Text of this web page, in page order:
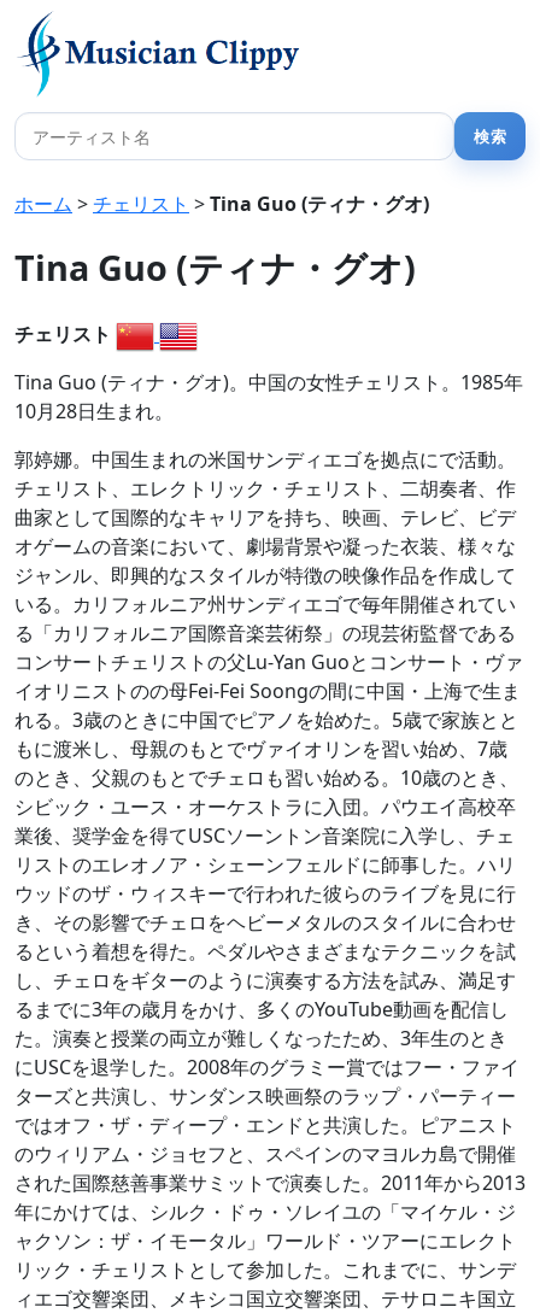
ホーム >チェリスト >Tina Guo (ティナ・グオ)
Tina Guo (ティナ・グオ)
チェリスト
Tina Guo (ティナ・グオ)。中国の女性チェリスト。1985年
10月28日生まれ。
郭婷娜。中国生まれの米国サンディエゴを拠点にで活動。
チェリスト、エレクトリック・チェリスト、二胡奏者、作
曲家として国際的なキャリアを持ち、映画、テレビ、ビデ
オゲームの音楽において、劇場背景や凝った衣装、様々な
ジャンル、即興的なスタイルが特徴の映像作品を作成して
いる。カリフォルニア州サンディエゴで毎年開催されてい
る「カリフォルニア国際音楽芸術祭」の現芸術監督である
コンサートチェリストの父Lu-Yan Guoとコンサート・ヴァ
イオリニストのの母Fei-Fei Soongの間に中国・上海で生ま
れる。3歳のときに中国でピアノを始めた。5歳で家族とと
もに渡米し、母親のもとでヴァイオリンを習い始め、7歳
のとき、父親のもとでチェロも習い始める。10歳のとき、
シビック・ユース・オーケストラに入団。パウエイ高校卒
業後、奨学金を得てUSCソーントン音楽院に入学し、チェ
リストのエレオノア・シェーンフェルドに師事した。ハリ
ウッドのザ・ウィスキーで行われた彼らのライブを見に行
き、その影響でチェロをヘビーメタルのスタイルに合わせ
るという着想を得た。ペダルやさまざまなテクニックを試
し、チェロをギターのように演奏する方法を試み、満足す
るまでに3年の歳月をかけ、多くのYouTube動画を配信し
た。演奏と授業の両立が難しくなったため、3年生のとき
にUSCを退学した。2008年のグラミー賞ではフー・ファイ
ターズと共演し、サンダンス映画祭のラップ・パーティー
ではオフ・ザ・ディープ・エンドと共演した。ピアニスト
のウィリアム・ジョセフと、スペインのマヨルカ島で開催
された国際慈善事業サミットで演奏した。2011年から2013
年にかけては、シルク・ドゥ・ソレイユの「マイケル・ジ
ャクソン：ザ・イモータル」ワールド・ツアーにエレクト
リック・チェリストとして参加した。これまでに、サンデ
ィエゴ交響楽団、メキシコ国立交響楽団、テサロニキ国立